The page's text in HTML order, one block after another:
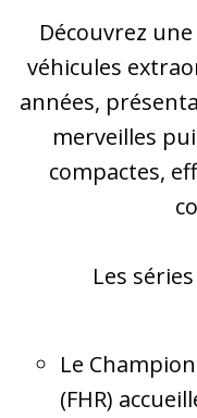
Découvrez
véhicules
années,
merveilles
compactes,
Les
Le
(FHR)